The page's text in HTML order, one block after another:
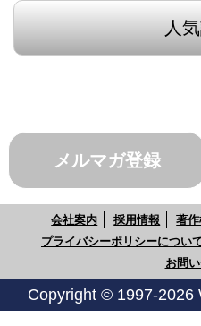
人
メルマガ登録
会社案内 採用情報 著
プライバシーポリシーについ
お問
Copyright © 1997-2026